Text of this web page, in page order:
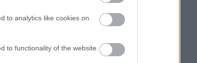
to analytics like cookies on
to functionality of the website